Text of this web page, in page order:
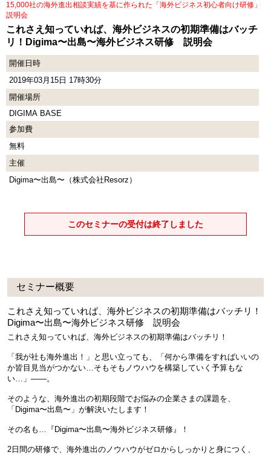
15,000社の海外進出相談実績を基に作られた「海外ビジネス初心者向け研修」
説明会
これさえ知っていれば、海外ビジネスの初期準備はバッチ
リ！Digima〜出島〜海外ビジネス研修 説明会
開催日時
2019年03月15日 17時30分
開催場所
DIGIMA BASE
参加費
無料
主催
Digima〜出島〜（株式会社Resorz）
このセミナーの受付は終了しました
セミナー概要
これさえ知っていれば、海外ビジネスの初期準備はバッチリ！
Digima〜出島〜海外ビジネス研修 説明会
これさえ知っていれば、海外ビジネスの初期準備はバッチリ！
「我が社も海外進出！」と思い立っても、「何から準備をすればいいの
か皆目見当がつかない…そもそもノウハウを構築していく予算もな
い…」——。
そのような、海外進出の初期段階でお悩みの企業さまの課題を、
「Digima〜出島〜」が解決いたします！
その名も…『Digima〜出島〜海外ビジネス研修』！
2日間の研修で、海外進出のノウハウがゼロからしっかりと身につく、